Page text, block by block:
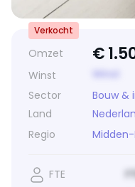
Omzet €
Winst
Sector
Bouw &
Land
Regio
Verkocht
FTE